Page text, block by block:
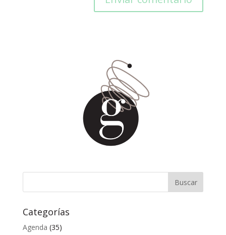
Categorías
Agenda (35)